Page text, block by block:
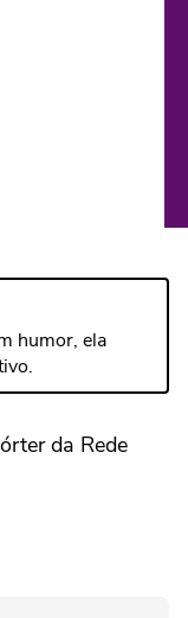
humor, ela
da Rede